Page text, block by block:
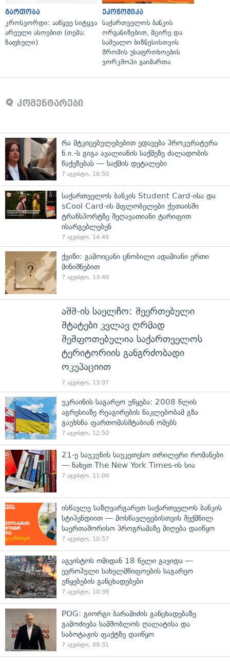
გართობა
კროსვორდი: ააწყვე სიტყვა
არეული ასოებით (თემა:
ზაფხული)
ეკონომიკა
საქართველოს ბანკის
ორგანიზებით, მცირე და
საშუალო ბიზნესისთვის
შრომის უსაფრთხოების
ვორკშოპი გაიმართა
კომენტარები
რა მტკიცებულებებით ედავება პროკურატურა
ნ.ი.-ს გიგა ავალიანის საქმეზე ძალადობის
წაქეზებას — საქმის დეტალები
7 აგვისტო, 16:50
საქართველოს ბანკის Student Card-ისა და
sCool Card-ის მფლობელები ქუთაისში
ტრანსპორტზე შეღავათიანი ტარიფით
ისარგებლებენ
7 აგვისტო, 14:49
ქვიზი: გამოიცანი ცნობილი ადამიანი ერთი
მინიშნებით
7 აგვისტო, 13:40
აშშ-ის საელჩო: შეერთებული
შტატები კვლავ ღრმად
შეშფოთებულია საქართველოს
ტერიტორიის განგრძობადი
ოკუპაციით
7 აგვისტო, 13:07
უკრაინის საგარეო უწყება: 2008 წლის
აგრესიაზე რეაგირების ნაკლებობამ გზა
გაუხსნა ფართომასშტაბიან ომებს
7 აგვისტო, 12:50
21-ე საუკუნის საუკეთესო თრილერი რომანები
— ნახეთ The New York Times-ის სია
7 აგვისტო, 11:00
ისწავლე საზღვარგარეთ საქართველოს ბანკის
სტიპენდიით — მოსწავლეებისთვის შექმნილ
საერთაშორისო პროგრამაზე მიღება დაიწყო
7 აგვისტო, 10:57
აგვისტოს ომიდან 18 წელი გავიდა —
ევროპული სახელმწიფოების საგარეო
უწყებების განცხადებები
7 აგვისტო, 10:39
POG: გიორგი ბარამიძის განცხადებაზე
გამოძიება სამშობლოს ღალატისა და
საბოტაჟის ფაქტზე დაიწყო
7 აგვისტო, 09:31